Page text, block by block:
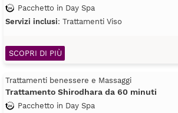
Pacchetto in Day Spa
Servizi inclusi: Trattamenti Viso
SCOPRI DI PIÙ
Trattamenti benessere e Massaggi
Trattamento Shirodhara da 60 minuti
Pacchetto in Day Spa